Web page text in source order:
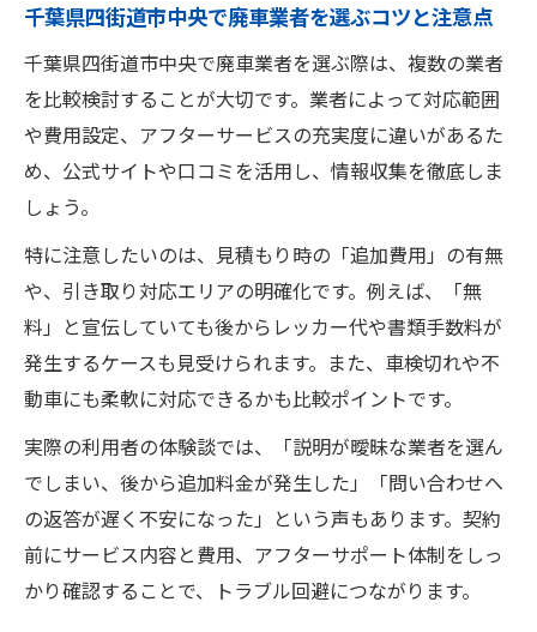
内容
廃車依頼時に確認すべきアフターサービス
一覧
事故車や不動車にも対応できる廃車サポート
廃車アフターサービスで事故車にも安心サ
不動車の廃車手続きに強い業者の選び方
事故車・車検切れ対応の廃車アフターサー
ビスとは
不動車引取や廃車の流れと注意すべきポイ
ント
特殊車両にも対応可能な廃車サポートの特
徴
廃車を考えるならアフターサービスの有無を確
認
廃車依頼前にアフターサービスを確認する
千葉県四街道市中央で廃車業者を選ぶコツと注意点
千葉県四街道市中央で廃車業者を選ぶ際は、複数の業者
を比較検討することが大切です。業者によって対応範囲
や費用設定、アフターサービスの充実度に違いがあるた
め、公式サイトや口コミを活用し、情報収集を徹底しま
しょう。
特に注意したいのは、見積もり時の「追加費用」の有無
や、引き取り対応エリアの明確化です。例えば、「無
料」と宣伝していても後からレッカー代や書類手数料が
発生するケースも見受けられます。また、車検切れや不
動車にも柔軟に対応できるかも比較ポイントです。
実際の利用者の体験談では、「説明が曖昧な業者を選ん
でしまい、後から追加料金が発生した」「問い合わせへ
の返答が遅く不安になった」という声もあります。契約
前にサービス内容と費用、アフターサポート体制をしっ
かり確認することで、トラブル回避につながります。